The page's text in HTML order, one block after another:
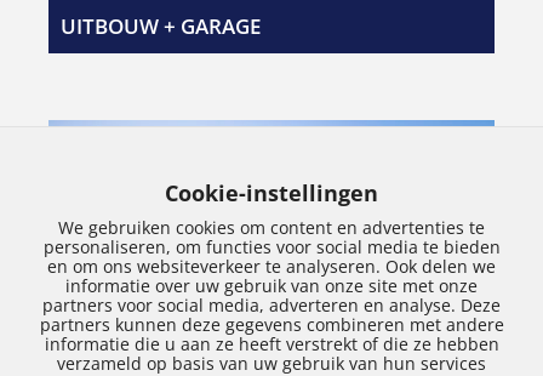
UITBOUW + GARAGE
Cookie-instellingen
We gebruiken cookies om content en advertenties te
personaliseren, om functies voor social media te bieden
en om ons websiteverkeer te analyseren. Ook delen we
informatie over uw gebruik van onze site met onze
partners voor social media, adverteren en analyse. Deze
partners kunnen deze gegevens combineren met andere
informatie die u aan ze heeft verstrekt of die ze hebben
verzameld op basis van uw gebruik van hun services